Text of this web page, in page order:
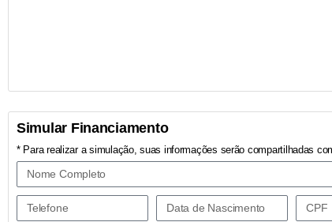
Simular Financiamento
* Para realizar a simulação, suas informações serão compartilhadas